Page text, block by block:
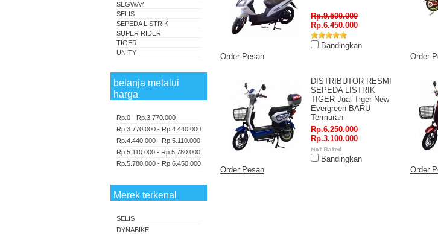
SEGWAY
SELIS
SEPEDA LISTRIK
SUPER RIDER
TIGER
UNITY
belanja melalui
harga
Rp.0 - Rp.3.770.000
Rp.3.770.000 - Rp.4.440.000
Rp.4.440.000 - Rp.5.110.000
Rp.5.110.000 - Rp.5.780.000
Rp.5.780.000 - Rp.6.450.000
Merek terkenal
SELIS
DYNABIKE
Rp.9.500.000
Rp.6.450.000
Bandingkan
Order Pesan
Order
DISTRIBUTOR RESMI
SEPEDA LISTRIK
TIGER Jual Tiger New
Evergreen BARU
Termurah
Rp.6.250.000
Rp.3.100.000
Bandingkan
Order Pesan
Order